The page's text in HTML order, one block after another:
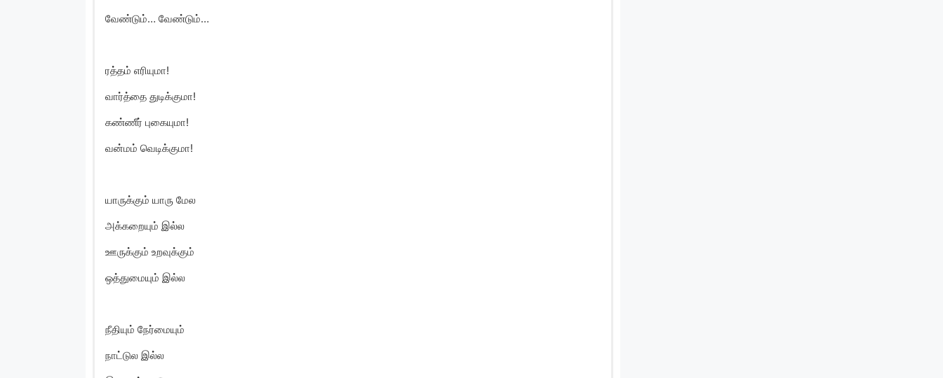
வேண்டும்… வேண்டும்…
ரத்தம் எரியுமா!
வார்த்தை துடிக்குமா!
கண்ணீர் புகையுமா!
வன்மம் வெடிக்குமா!
யாருக்கும் யாரு மேல
அக்கறையும் இல்ல
ஊருக்கும் உறவுக்கும்
ஒத்துமையும் இல்ல
நீதியும் நேர்மையும்
நாட்டுல இல்ல